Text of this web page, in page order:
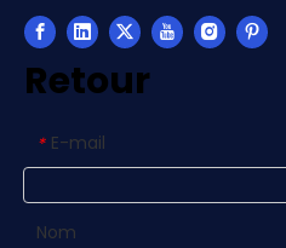
Retour
* E-mail
Nom